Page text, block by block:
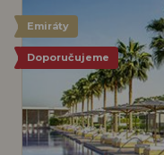
Emiráty
Doporučujeme